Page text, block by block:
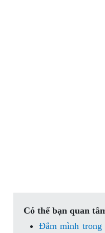
Có thể bạn quan
Đắm mình